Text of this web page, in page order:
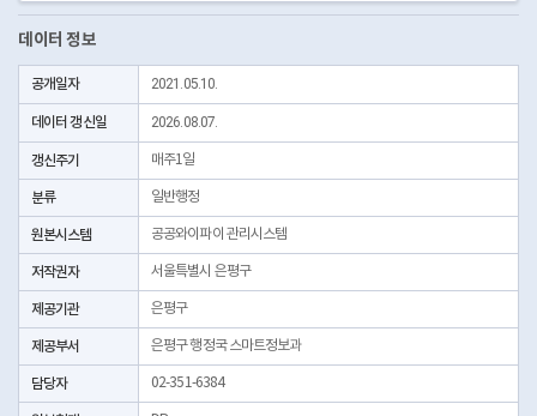
데이터 정보
공개일자 2021.05.10.
데이터 갱신일 2026.08.07.
갱신주기 매주1일
분류 일반행정
원본시스템 공공와이파이 관리시스템
저작권자 서울특별시 은평구
제공기관 은평구
제공부서 은평구 행정국 스마트정보과
담당자 02-351-6384